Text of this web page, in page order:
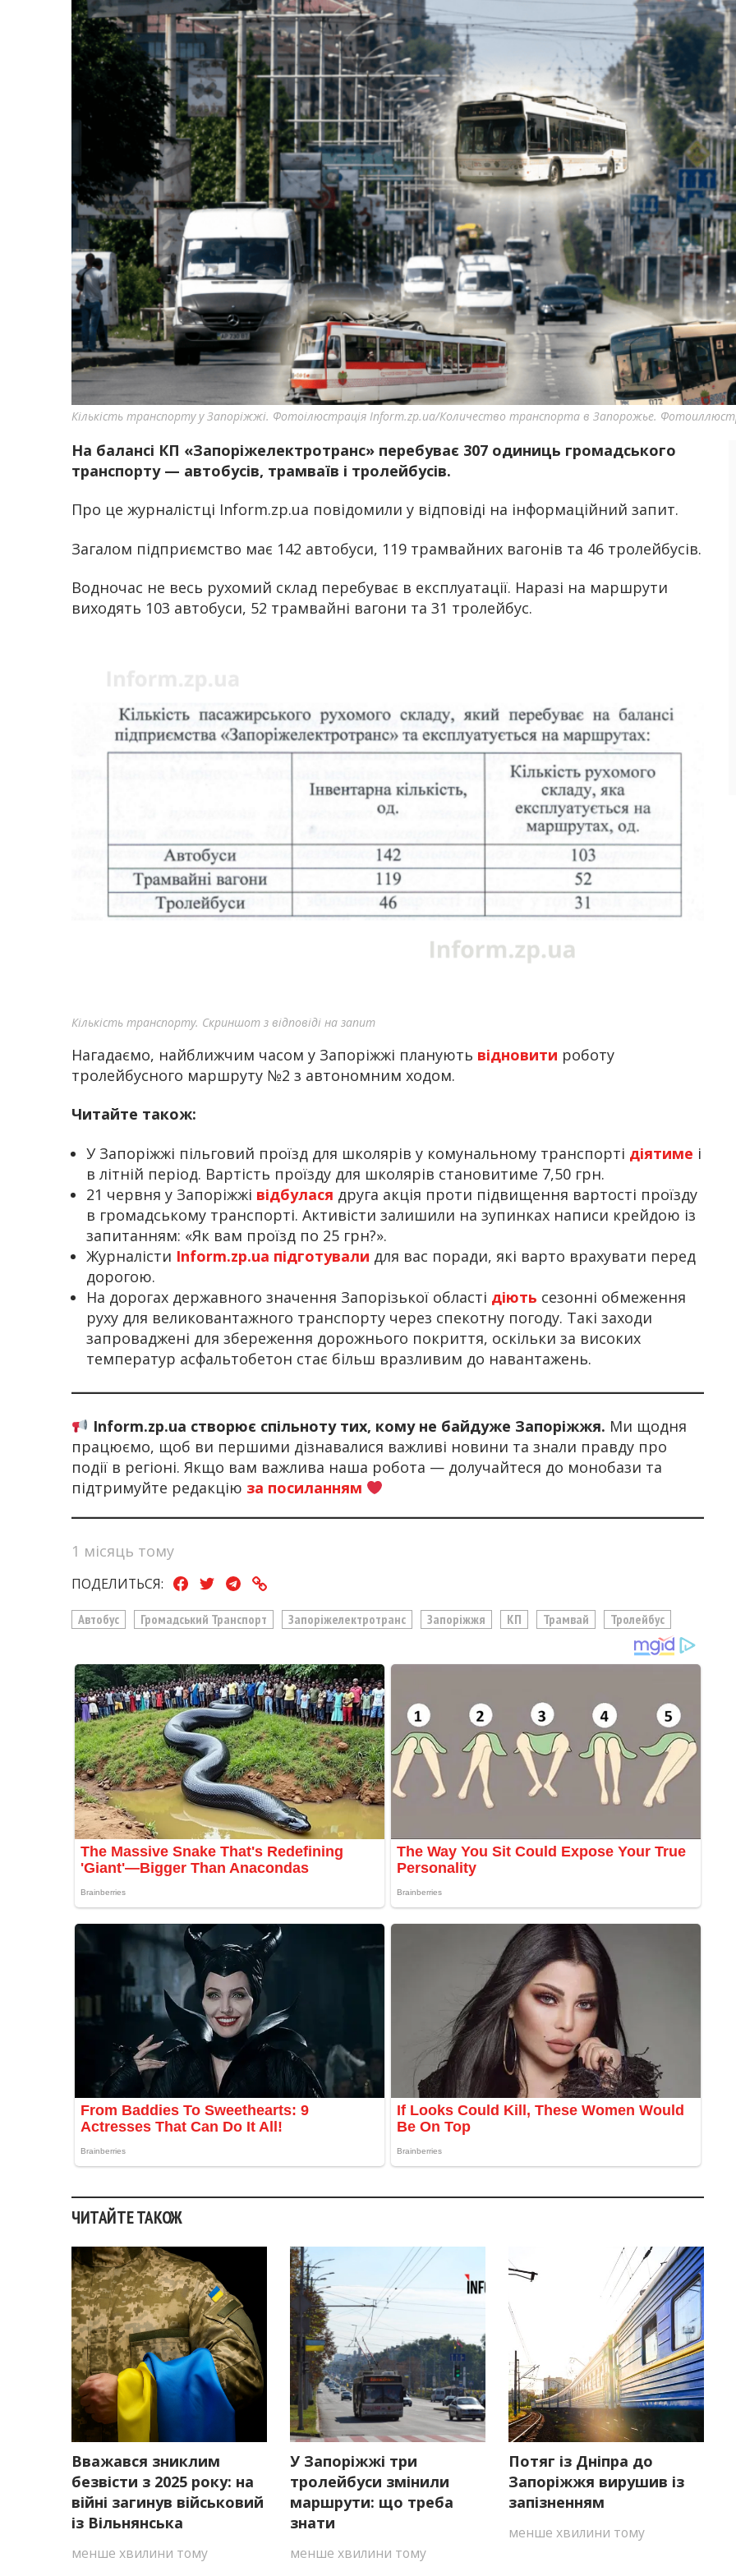
Кількість транспорту у Запоріжжі. Фотоілюстрація Inform.zp.ua/Количество транспорта в Запорожье.
На балансі КП «Запоріжелектротранс» перебуває 307 одиниць громадського
транспорту — автобусів, трамваїв і тролейбусів.
Про це журналістці Inform.zp.ua повідомили у відповіді на інформаційний запит.
Загалом підприємство має 142 автобуси, 119 трамвайних вагонів та 46 тролейбусів.
Водночас не весь рухомий склад перебуває в експлуатації. Наразі на маршрути
виходять 103 автобуси, 52 трамвайні вагони та 31 тролейбус.
Кількість транспорту. Скриншот з відповіді на запит
Нагадаємо, найближчим часом у Запоріжжі планують відновити роботу
тролейбусного маршруту №2 з автономним ходом.
Читайте також:
У Запоріжжі пільговий проїзд для школярів у комунальному транспорті діятиме і
в літній період. Вартість проїзду для школярів становитиме 7,50 грн.
21 червня у Запоріжжі відбулася друга акція проти підвищення вартості проїзду
в громадському транспорті. Активісти залишили на зупинках написи крейдою із
запитанням: «Як вам проїзд по 25 грн?».
Журналісти Inform.zp.ua підготували для вас поради, які варто врахувати перед
дорогою.
На дорогах державного значення Запорізької області діють сезонні обмеження
руху для великовантажного транспорту через спекотну погоду. Такі заходи
запроваджені для збереження дорожнього покриття, оскільки за високих
температур асфальтобетон стає більш вразливим до навантажень.
Inform.zp.ua створює спільноту тих, кому не байдуже Запоріжжя. Ми щодня
працюємо, щоб ви першими дізнавалися важливі новини та знали правду про
події в регіоні. Якщо вам важлива наша робота — долучайтеся до монобази та
підтримуйте редакцію за посиланням
1 місяць тому
ПОДЕЛИТЬСЯ:
Автобус Громадський Транспорт Запоріжелектротранс Запоріжжя КП Трамвай Тролейбус
ЧИТАЙТЕ ТАКОЖ
Вважався зниклим
безвісти з 2025 року: на
війні загинув військовий
із Вільнянська
менше хвилини тому
У Запоріжжі три
тролейбуси змінили
маршрути: що треба
знати
менше хвилини тому
Потяг із Дніпра до
Запоріжжя вирушив із
запізненням
менше хвилини тому